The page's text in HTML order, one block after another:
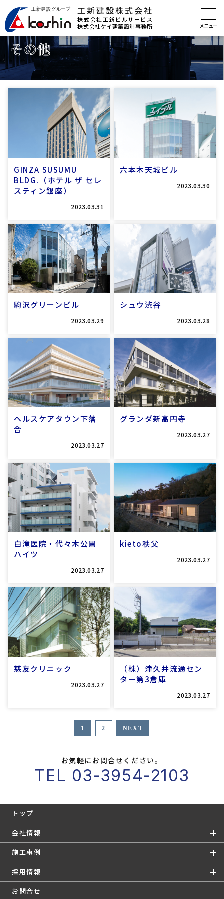
工新建設株式会社
株式会社工新ビルサービス
株式会社ケイ建築設計事務所
その他
GINZA SUSUMU
BLDG.（ホテル ザ セレ
スティン銀座）
2023.03.31
六本木天城ビル
2023.03.30
駒沢グリーンビル
2023.03.29
シュウ渋谷
2023.03.28
ヘルスケアタウン下落
合
2023.03.27
グランダ新高円寺
2023.03.27
白滝医院・代々木公園
ハイツ
2023.03.27
kieto秩父
2023.03.27
慈友クリニック
2023.03.27
（株）津久井流通セン
ター第3倉庫
2023.03.27
1 2 NEXT
お気軽にお問合せください。
TEL 03-3954-2103
トップ
会社情報
施工事例
採用情報
お問合せ